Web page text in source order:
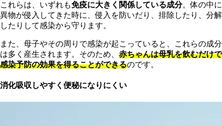
これらは、いずれも免疫に大きく関係している成分。体の中に
異物が侵入してきた時に、侵入を防いだり、排除したり、分解
したりして感染から守ります。
また、母子やその周りで感染が起こっていると、これらの成分
は多く産生されます。そのため、 赤ちゃんは母乳を飲むだけで
感染予防の効果を得ることができるのです。
消化吸収しやすく便秘になりにくい